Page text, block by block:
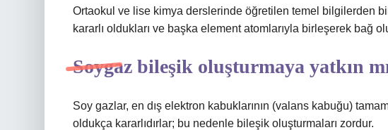
Ortaokul ve lise kimya derslerinde öğretilen temel bilgilerden
kararlı oldukları ve başka element atomlarıyla birleşerek bağ
Soygaz bileşik oluşturmaya yatkın
Soy gazlar, en dış elektron kabuklarının (valans kabuğu)
oldukça kararlıdırlar; bu nedenle bileşik oluşturmaları zordur.